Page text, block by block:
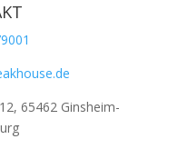
65462 Ginsheim-